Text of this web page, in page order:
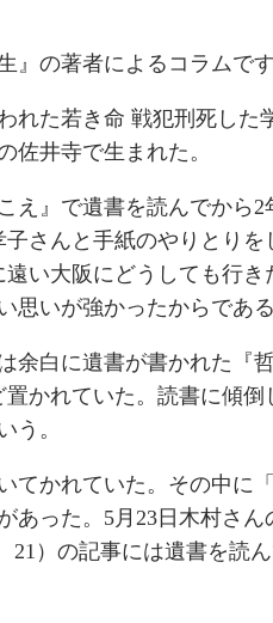
』 の著者によるコラムです
れた若き命 戦犯刑死した
佐井寺で生まれた。
え』で遺書を読んでから2
さんと手紙のやりとりを
い大阪にどうしても行き
いが強かったからである
白に遺書が書かれた『哲
かれていた。読書に傾倒
う。
てかれていた。その中に
あった。5月23日木村さん
21）の記事には遺書を読